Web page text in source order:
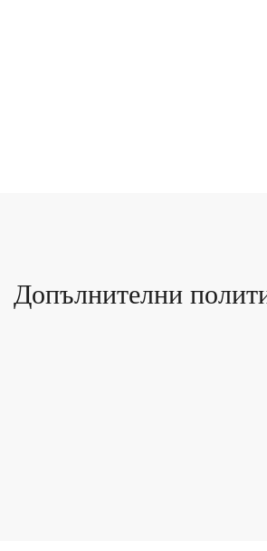
Допълнителни